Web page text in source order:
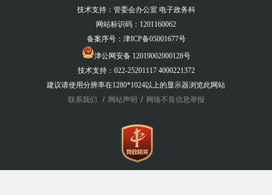
技术支持：管委会办公室 电子政务科
网站标识码：1201160062
备案序号： 津ICP备05001677号
津公网安备 12019002000128号
技术支持：022-25201117 4000221372
建议请使用分辨率在1280*1024以上的显示器浏览此网站
联系我们
/ 网站声明 / 网络不良信息举报